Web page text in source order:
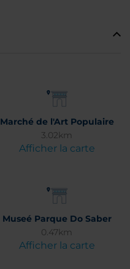
Marché de l'Art Populaire
3.02km
Afficher la carte
Museé Parque Do Saber
0.47km
Afficher la carte